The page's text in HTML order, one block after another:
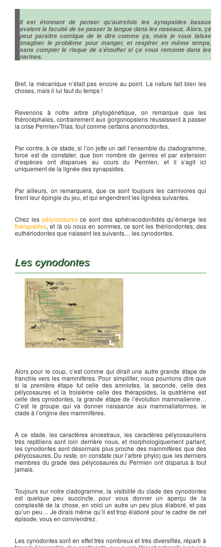
Il est étonnant de penser qu’autrefois les synapsides basaux
avaient la faculté de se passer la langue dans les naseaux. Alors, ça
peut paraitre comique de le dire comme ça, mais je vous laisse
imaginer le problème pour manger, et respirer en même temps,
sans compter le risque de s’étouffer si ça vous remonte dans les
narines.
Bref, la mécanique n’était pas encore au point. La nature fait bien les
choses, mais il lui faut du temps !
Revenons à notre arbre phylogénétique, on remarque que les
thérocéphales, contrairement aux gorgonopsiens réussissent à passer
la crise Permien/Trias, tout comme certains anomodontes.
Par contre, à ce stade, si l’on jette un œil l’ensemble du cladogramme,
force est de constater, que bon nombre de genres et par extension
d’espèces ont disparues au cours du Permien, et il s’agit ici
uniquement de la lignée des synapsides.
Par ailleurs, on remarquera, que ce sont toujours les carnivores qui
tirent leur épingle du jeu, et qui engendrent les lignées suivantes.
Chez les pélycosauresce sont des sphénacodontidés qu’émerge les
thérapsides, et là où nous en sommes, ce sont les thériondontes, des
euthériodontes que naissent les suivants… les cynodontes.
Les cynodontes
Alors pour le coup, c’est comme qui dirait une autre grande étape de
franchie vers les mammifères. Pour simplifier, nous pourrions dire que
si la première étape fut celle des amniotes, la seconde, celle des
pélycosaures et la troisième celle des thérapsides, la quatrième est
celle des cynodontes, la grande étape de l’évolution mammalienne…
C’est le groupe qui va donner naissance aux mammaliaformes, le
clade à l’origine des mammifères.
A ce stade, les caractères ancestraux, les caractères pélycosauriens
très reptiliens sont loin derrière nous, et morphologiquement parlant,
les cynodontes sont désormais plus proche des mammifères que des
pélycosaures. Du reste, on constate (sur l’arbre phylo) que les derniers
membres du grade des pélycosaures du Permien ont disparus à tout
jamais.
Toujours sur notre cladogramme, la visibilité du clade des cynodontes
est quelque peu succincte, pour vous donner un aperçu de la
complexité de la chose, en voici un autre un peu plus élaboré, et pas
qu’un peu… Je dirais même qu’il est trop élaboré pour le cadre de cet
épisode, vous en conviendrez.
Les cynodontes sont en effet très nombreux et très diversifiés, réparti à